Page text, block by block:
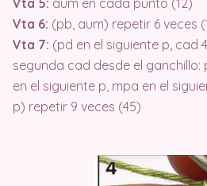
Vta 5: aum en cada punto (12)
Vta 6: (pb, aum) repetir 6 veces
Vta 7: (pd en el siguiente p, cad
segunda cad desde el ganchillo:
en el siguiente p, mpa en el
p) repetir 9 veces (45)